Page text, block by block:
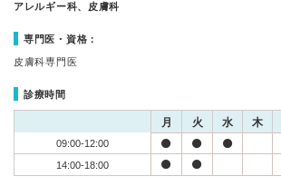
アレルギー科、皮膚科
専門医・資格：
皮膚科専門医
診療時間
月 火 水 木
09:00-12:00
14:00-18:00